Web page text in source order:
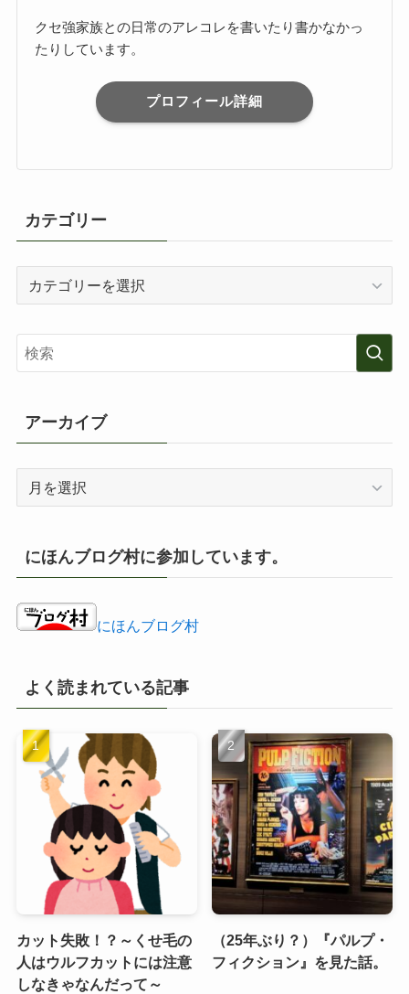
クセ強家族との日常のアレコレを書いたり書かなかっ
たりしています。
プロフィール詳細
カテゴリー
リ
ー
アーカイブ
イ
ブ
にほんブログ村に参加しています。
にほんブログ村
よく読まれている記事
カット失敗！？～くせ毛の
人はウルフカットには注意
しなきゃなんだって～
（25年ぶり？）『パルプ・
フィクション』を見た話。